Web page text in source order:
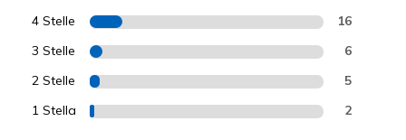
4 Stelle 16
3 Stelle 6
2 Stelle 5
1 Stella 2